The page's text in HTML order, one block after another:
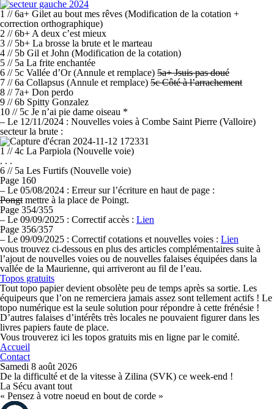
1 // 6a+ Gilet au bout mes rêves (Modification de la cotation +
correction orthographique)
2 // 6b+ A deux c’est mieux
3 // 5b+ La brosse la brute et le marteau
4 // 5b Gil et John (Modification de la cotation)
5 // 5a La frite enchantée
6 // 5c Vallée d’Or (Annule et remplace) 5a+ Jsuis pas doué
7 // 6a Collapsus (Annule et remplace) 5c Côté à l’arrachement
8 // 7a+ Don perdo
9 // 6b Spitty Gonzalez
10 // 5c Je n’ai pie dame oiseau *
– Le 12/11/2024 : Nouvelles voies à Combe Saint Pierre (Valloire)
secteur la brute :
1 // 4c La Parpiola (Nouvelle voie)
. . .
6 // 5a Les Furtifs (Nouvelle voie)
Page 160
– Le 05/08/2024 : Erreur sur l’écriture en haut de page :
Pongt mettre à la place de Poingt.
Page 354/355
– Le 09/09/2025 : Correctif accès : Lien
Page 356/357
– Le 09/09/2025 : Correctif cotations et nouvelles voies : Lien
vous trouvez ci-dessous en plus des articles complémentaires suite à
l’ajout de nouvelles voies ou de nouvelles falaises équipées dans la
vallée de la Maurienne, qui arriveront au fil de l’eau.
Topos gratuits
Tout topo papier devient obsolète peu de temps après sa sortie. Les
équipeurs que l’on ne remerciera jamais assez sont tellement actifs ! Le
topo numérique est la seule solution pour répondre à cette frénésie !
D’autres falaises d’intérêts très locales ne pouvaient figurer dans les
livres papiers faute de place.
Vous trouverez ici les topos gratuits mis en ligne par le comité.
Accueil
Contact
Samedi 8 août 2026
De la difficulté et de la vitesse à Zilina (SVK) ce week-end !
La Sécu avant tout
« Pensez à votre noeud en bout de corde »